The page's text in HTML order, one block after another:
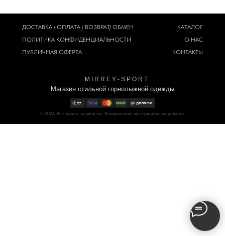
M I R R E Y - S P O R T
Магазин стильной горнолыжной одежды
© 2024 Все права защищены. Копирование материалов запрещено.
ДОСТАВКА / ОПЛАТА / ВОЗВРАТ/ ОБМЕН
ПОЛИТИКА КОНФИДЕНЦИАЛЬНОСТИ
ПУБЛИЧНАЯ ОФЕРТА
КАТАЛОГ
О НАС
КОНТАКТЫ